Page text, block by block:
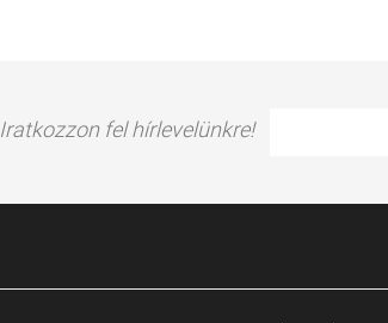
Iratkozzon fel hírlevelünkre!